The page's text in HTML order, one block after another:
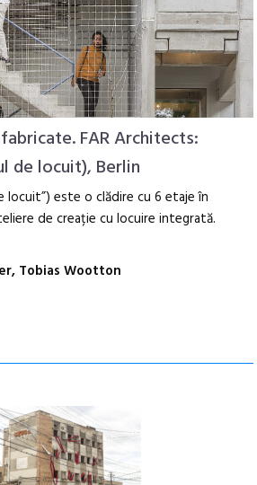
FAR Architects:
de locuit), Berlin
locuit”) este o clădire cu 6 etaje în
de creație cu locuire integrată.
Tobias Wootton